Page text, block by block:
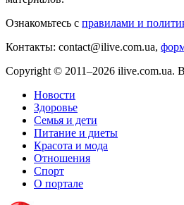
Ознакомьтесь с правилами и
Контакты: contact@ilive.com.ua,
Copyright © 2011–2026 ilive.com.ua.
Новости
Здоровье
Семья и дети
Питание и диеты
Красота и мода
Отношения
Спорт
О портале